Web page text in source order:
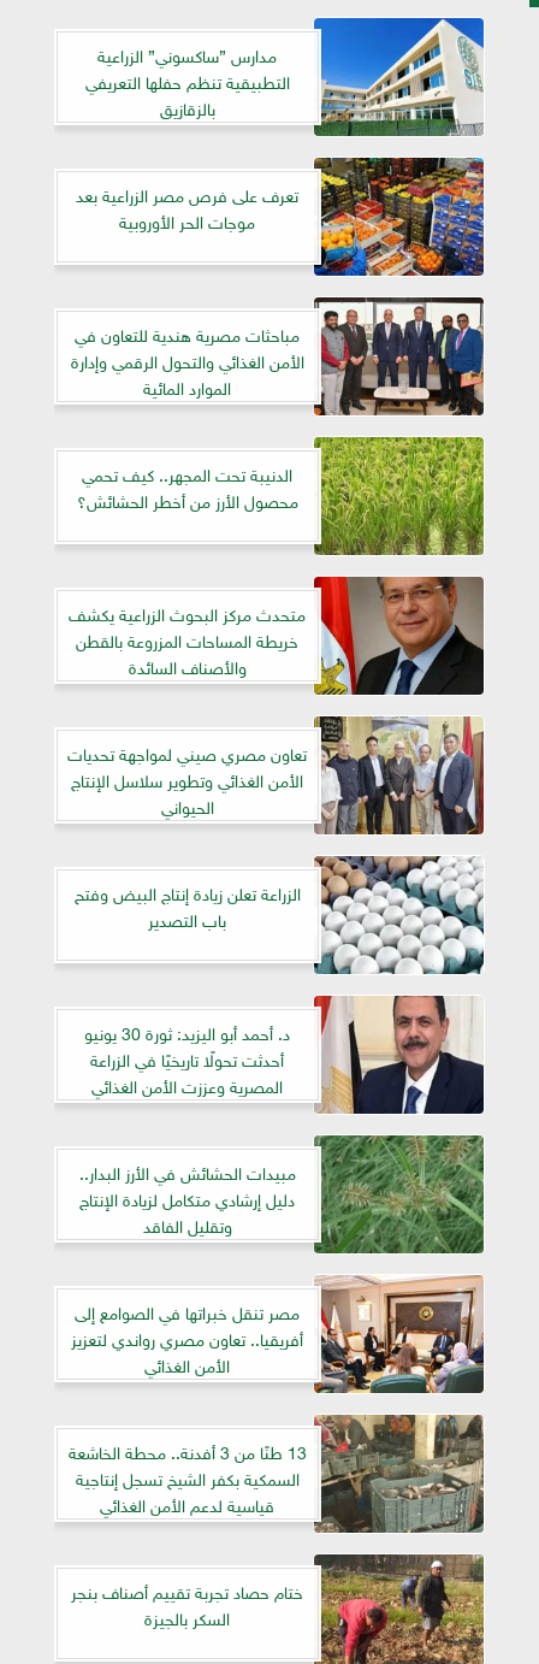
مدارس ”ساكسوني” الزراعية
التطبيقية تنظم حفلها التعريفي
بالزقازيق
تعرف على فرص مصر الزراعية بعد
موجات الحر الأوروبية
مباحثات مصرية هندية للتعاون في
الأمن الغذائي والتحول الرقمي وإدارة
الموارد المائية
الدنيبة تحت المجهر.. كيف تحمي
محصول الأرز من أخطر الحشائش؟
متحدث مركز البحوث الزراعية يكشف
خريطة المساحات المزروعة بالقطن
والأصناف السائدة
تعاون مصري صيني لمواجهة تحديات
الأمن الغذائي وتطوير سلاسل الإنتاج
الحيواني
الزراعة تعلن زيادة إنتاج البيض وفتح
باب التصدير
د. أحمد أبو اليزيد: ثورة 30 يونيو
أحدثت تحولًا تاريخيًا في الزراعة
المصرية وعززت الأمن الغذائي
مبيدات الحشائش في الأرز البدار..
دليل إرشادي متكامل لزيادة الإنتاج
وتقليل الفاقد
مصر تنقل خبراتها في الصوامع إلى
أفريقيا.. تعاون مصري رواندي لتعزيز
الأمن الغذائي
13 طنًا من 3 أفدنة.. محطة الخاشعة
السمكية بكفر الشيخ تسجل إنتاجية
قياسية لدعم الأمن الغذائي
ختام حصاد تجربة تقييم أصناف بنجر
السكر بالجيزة